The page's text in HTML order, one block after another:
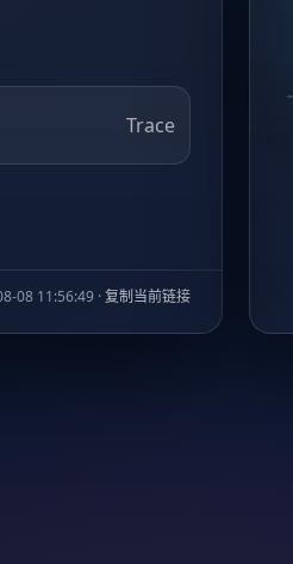
Trace
08 11:56:50·复制当前链接